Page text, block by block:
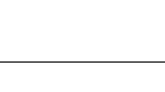
Selbstbedienungs-Kioske